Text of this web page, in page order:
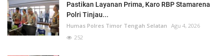
Pastikan Layanan Prima, Karo RBP Stamarena
Polri Tinjau...
Humas Polres Timor Tengah Selatan Agu 4, 2026
252